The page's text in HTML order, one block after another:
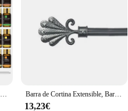
MAYJAM juego de 20 botellas de aceites esenciales, lavanda, jazmín, eucalipto, vainilla, Sándalo, naranja dulce, geranio, pachuli Barra de Cortina Extensible, Barra Universal Decorativa Metal Variedad de Colores 16-19 mm Diámetro, Tamaños 70-120/120-210/160-310cm
13,23€